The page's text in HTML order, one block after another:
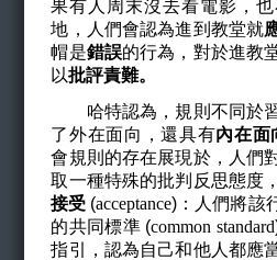
果有人周末沒去看電影，
地，人們會認為進到教堂就
帽是錯誤的行為，對於進教
以批評責難。
哈特認為，規則不同於習
了外在面向，還具有內在面
會規則的存在展現於，人們
取一種特殊的批判反思態度
接受 (acceptance) ：人們將該
的共同標準 (common standard
指引，認為自己和他人都應